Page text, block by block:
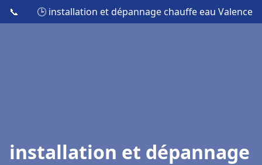
📞 🕒 installation et dépannage chauffe eau Valence
installation et dépannage